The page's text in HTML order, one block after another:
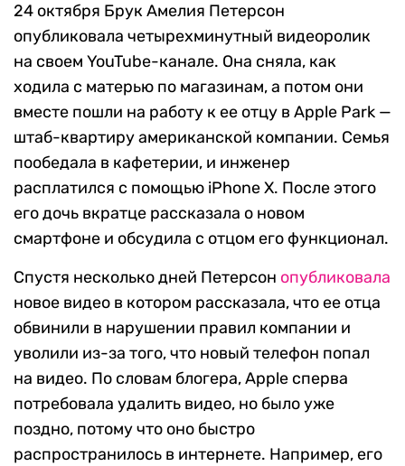
24 октября Брук Амелия Петерсон
опубликовала четырехминутный видеоролик
на своем YouTube-канале. Она сняла, как
ходила с матерью по магазинам, а потом они
вместе пошли на работу к ее отцу в Apple Park —
штаб-квартиру американской компании. Семья
пообедала в кафетерии, и инженер
расплатился с помощью iPhone X. После этого
его дочь вкратце рассказала о новом
смартфоне и обсудила с отцом его функционал.
Спустя несколько дней Петерсон опубликовала
новое видео в котором рассказала, что ее отца
обвинили в нарушении правил компании и
уволили из-за того, что новый телефон попал
на видео. По словам блогера, Apple сперва
потребовала удалить видео, но было уже
поздно, потому что оно быстро
распространилось в интернете. Например, его